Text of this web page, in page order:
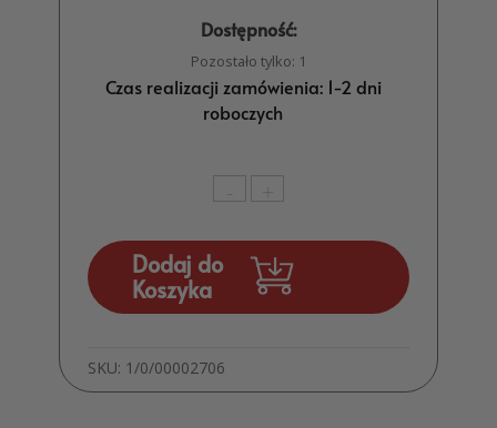
Dostępność:
Pozostało tylko: 1
Czas realizacji zamówienia: 1-2 dni
roboczych
-
ilość
na
Ślub
Upominek
dla
Skrzynka
+
Dodaj do
Koszyka
SKU: 1/0/00002706